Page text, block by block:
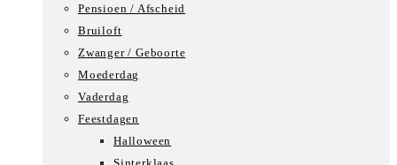
Pensioen / Afscheid
Bruiloft
Zwanger / Geboorte
Moederdag
Vaderdag
Feestdagen
Halloween